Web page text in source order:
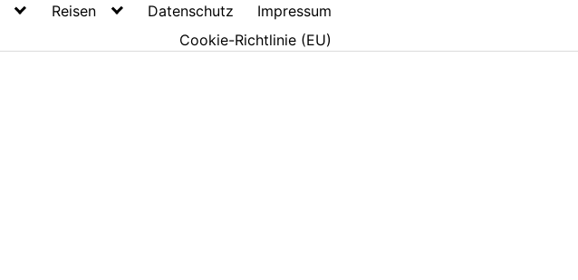
Reisen Datenschutz
Impressum
Cookie-Richtlinie (EU)